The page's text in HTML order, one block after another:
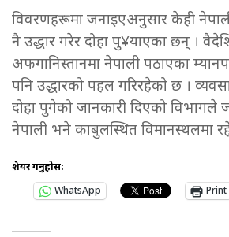
विवरणहरूमा जनाइएअनुसार केही
नै उद्धार गरेर दोहा पु¥याएका छन् ।
अफगानिस्तानमा नेपाली पठाएका
पनि उद्धारको पहल गरिरहेको छ ।
दोहा पुगेको जानकारी दिएको विभागले
नेपाली भने काबुलस्थित विमानस्थलमा
शेयर गर्नुहोस:
WhatsApp
Print